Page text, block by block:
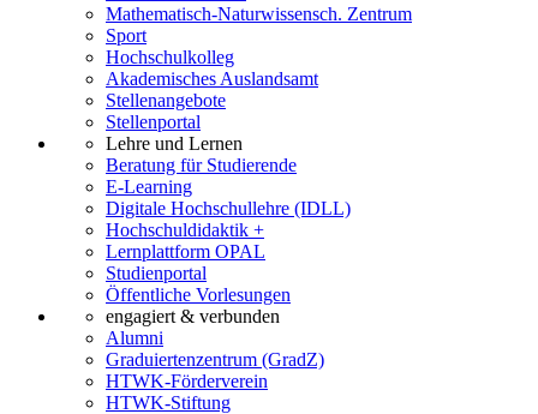
Mathematisch-Naturwissensch. Zentrum
Sport
Hochschulkolleg
Akademisches Auslandsamt
Stellenangebote
Stellenportal
Lehre und Lernen
Beratung für Studierende
E-Learning
Digitale Hochschullehre (IDLL)
Hochschuldidaktik +
Lernplattform OPAL
Studienportal
Öffentliche Vorlesungen
engagiert & verbunden
Alumni
Graduiertenzentrum (GradZ)
HTWK-Förderverein
HTWK-Stiftung